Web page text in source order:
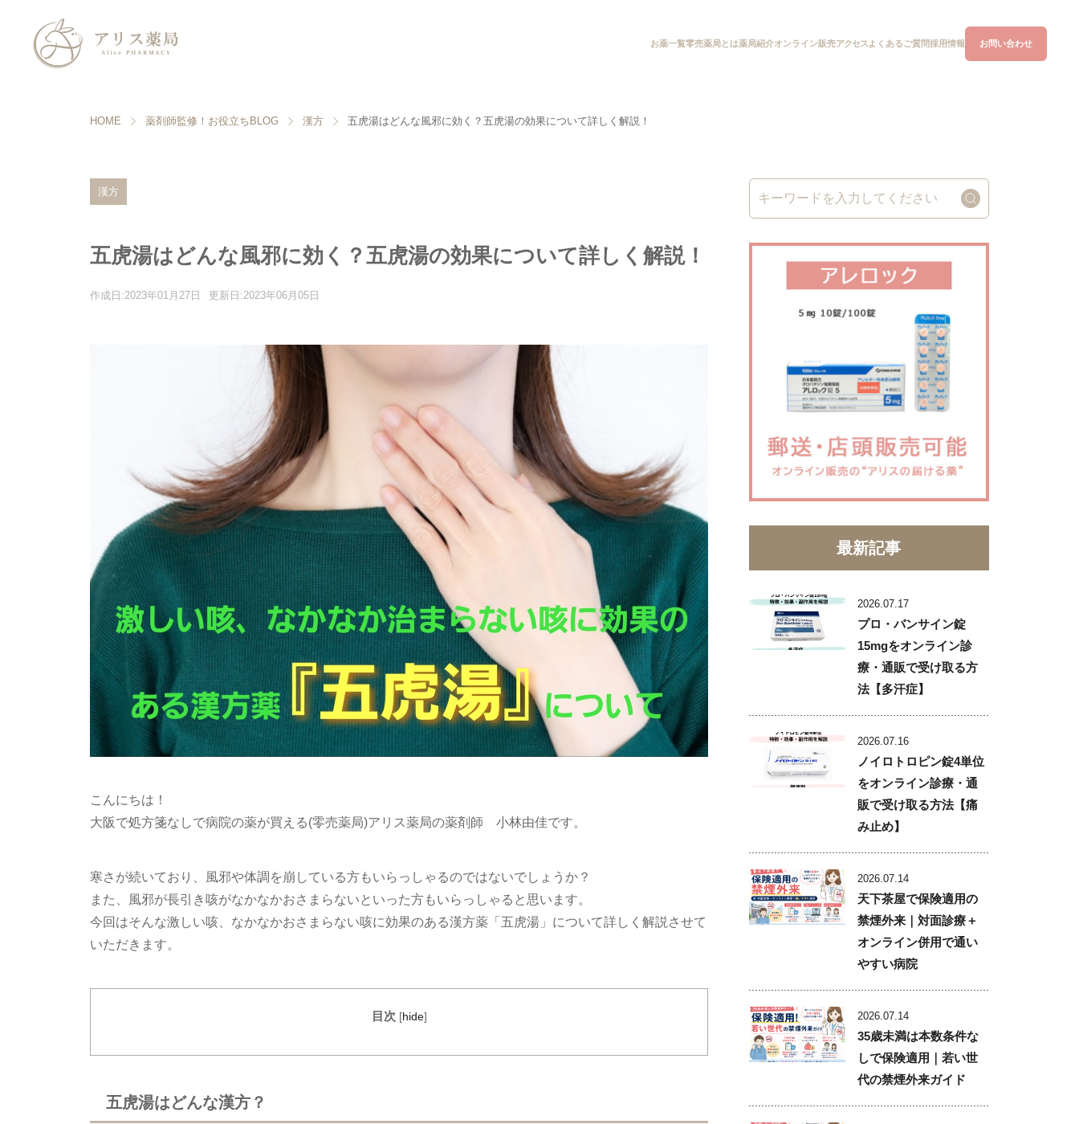
お薬一覧零売薬局とは薬局紹介オンライン販売アクセス よくあるご質問採用情報 お問い合わせ
HOME 薬剤師監修！お役立ちBLOG 漢方 五虎湯はどんな風邪に効く？五虎湯の効果について詳しく解説！
漢方
五虎湯はどんな風邪に効く？五虎湯の効果について詳しく解説！
作成日:2023年01月27日 更新日:2023年06月05日
こんにちは！
大阪で処方箋なしで病院の薬が買える(零売薬局)アリス薬局の薬剤師 小林由佳です。
寒さが続いており、風邪や体調を崩している方もいらっしゃるのではないでしょうか？
また、風邪が長引き咳がなかなかおさまらないといった方もいらっしゃると思います。
今回はそんな激しい咳、なかなかおさまらない咳に効果のある漢方薬「五虎湯」について詳しく解説させて
いただきます。
目次 [hide]
五虎湯はどんな漢方？
最新記事
2026.07.17
プロ・バンサイン錠
15mgをオンライン診
療・通販で受け取る方
法【多汗症】
2026.07.16
ノイロトロピン錠4単位
をオンライン診療・通
販で受け取る方法【痛
み止め】
2026.07.14
天下茶屋で保険適用の
禁煙外来｜対面診療＋
オンライン併用で通い
やすい病院
2026.07.14
35歳未満は本数条件な
しで保険適用｜若い世
代の禁煙外来ガイド